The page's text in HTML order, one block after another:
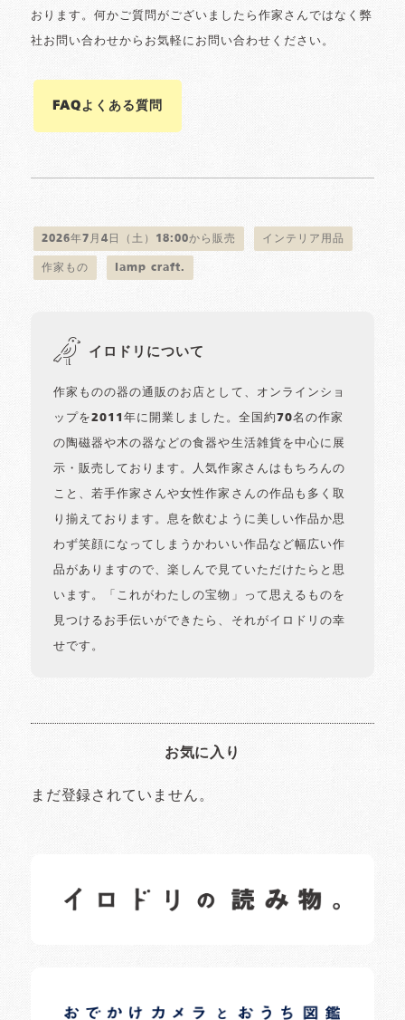
おります。何かご質問がございましたら作家さんではなく弊
社お問い合わせからお気軽にお問い合わせください。
FAQよくある質問
2026年7月4日（土）18:00から販売 インテリア用品
作家もの lamp craft.
イロドリについて
作家ものの器の通販のお店として、オンラインショ
ップを2011年に開業しました。全国約70名の作家
の陶磁器や木の器などの食器や生活雑貨を中心に展
示・販売しております。人気作家さんはもちろんの
こと、若手作家さんや女性作家さんの作品も多く取
り揃えております。息を飲むように美しい作品か思
わず笑顔になってしまうかわいい作品など幅広い作
品がありますので、楽しんで見ていただけたらと思
います。「これがわたしの宝物」って思えるものを
見つけるお手伝いができたら、それがイロドリの幸
せです。
お気に入り
まだ登録されていません。
日常の様子など随時更新中です。
日常の様子など随時更新中です。